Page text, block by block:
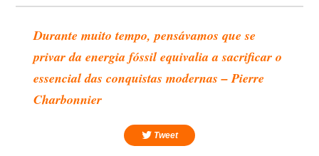
Durante muito tempo, pensávamos que se
privar da energia fóssil equivalia a sacrificar o
essencial das conquistas modernas – Pierre
Charbonnier
Tweet